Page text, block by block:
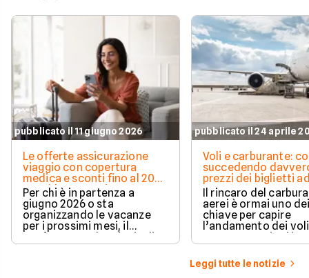
pubblicato il 11 giugno 2026
Le offerte assicurazione
viaggio con copertura
medica e sconti fino al 20%
per chi parte a giugno 2026
Per chi è in partenza a
giugno 2026 o sta
organizzando le vacanze
per i prossimi mesi, il
viaggio da attivare prima di
pubblicato il 24 aprile
Voli e carburante:
succedendo
prezzi dei biglietti
2026
Il rincaro del
aerei è ormai uno
chiave per capire
l’andamento dei
Oriente e le criticità
allo Stretto di
hanno provocato
Leggi tutte le notizie